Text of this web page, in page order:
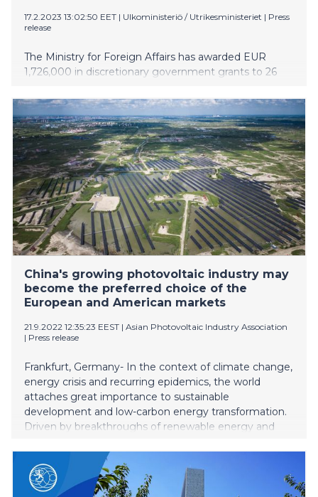
17.2.2023 13:02:50 EET | Ulkoministeriö / Utrikesministeriet | Press
release
The Ministry for Foreign Affairs has awarded EUR
1,726,000 in discretionary government grants to 26
of foreign and security policy.
China's growing photovoltaic industry may
become the preferred choice of the
European and American markets
21.9.2022 12:35:23 EEST | Asian Photovoltaic Industry Association
| Press release
Frankfurt, Germany- In the context of climate change,
energy crisis and recurring epidemics, the world
attaches great importance to sustainable
development and low-carbon energy transformation.
Driven by breakthroughs of renewable energy and
a good development trend. In recent years, China's
photovoltaic industry has become an important player
in the global photovoltaic industry. For the global